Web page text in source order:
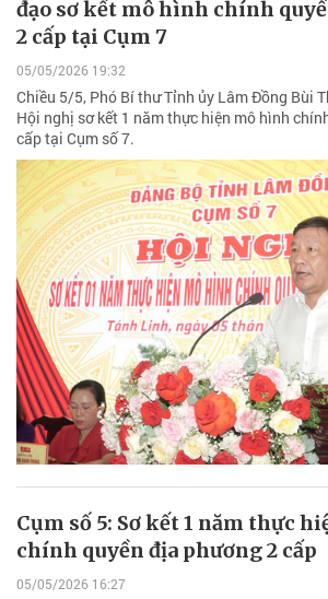
đạo sơ kết mô hình chính
2 cấp tại Cụm 7
05/05/2026 19:32
Chiều 5/5, Phó Bí thư Tỉnh ủy Lâm Đồng Bùi
Hội nghị sơ kết 1 năm thực hiện mô hình
cấp tại Cụm số 7.
Cụm số 5: Sơ kết 1 năm thực
chính quyền địa phương 2 cấp
05/05/2026 16:27